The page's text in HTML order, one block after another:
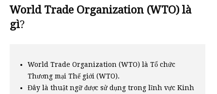
World Trade Organization (WTO) là
gì?
World Trade Organization (WTO) là Tổ chức
Thương mại Thế giới (WTO).
Đây là thuật ngữ được sử dụng trong lĩnh vực Kinh